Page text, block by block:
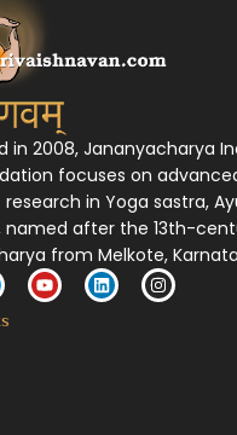
in 2008, Jananyacharya
focuses on
in Yoga sastra,
named after the 13th-
from Melkote,